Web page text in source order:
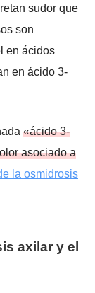
sudor que
son
en ácidos
en ácido 3-
«ácido 3-
asociado a
la osmidrosis
axilar y el